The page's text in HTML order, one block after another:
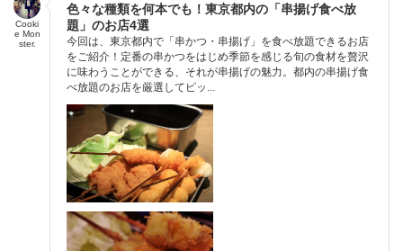
Cooki
e Mon
ster.
色々な種類を何本でも！東京都内の「串揚げ食べ放
題」のお店4選
今回は、東京都内で「串かつ・串揚げ」を食べ放題できるお店
をご紹介！定番の串かつをはじめ季節を感じる旬の食材を贅沢
に味わうことができる、それが串揚げの魅力。都内の串揚げ食
べ放題のお店を厳選してピッ...